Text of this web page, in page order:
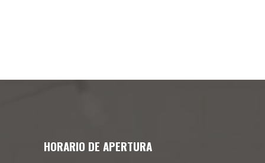
HORARIO DE APERTURA